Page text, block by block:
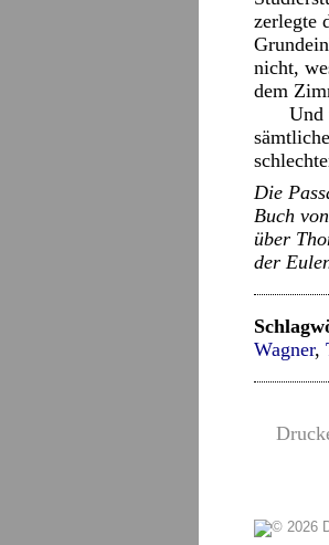
zerlegte
nicht,
dem
Und
Die
Buch
über
der
Wagner,